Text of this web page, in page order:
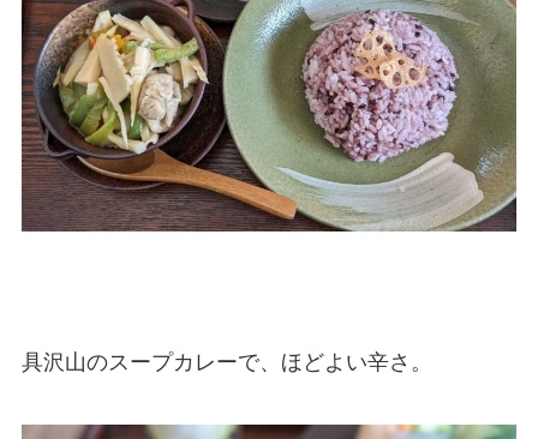
具沢山のスープカレーで、ほどよい辛さ。